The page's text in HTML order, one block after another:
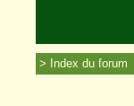
Index du forum